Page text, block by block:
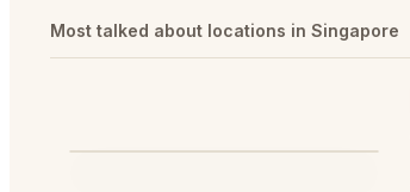
Most talked about locations in Singapore